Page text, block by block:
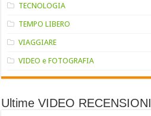
TECNOLOGIA
TEMPO LIBERO
VIAGGIARE
VIDEO e FOTOGRAFIA
Ultime VIDEO RECENSIONI